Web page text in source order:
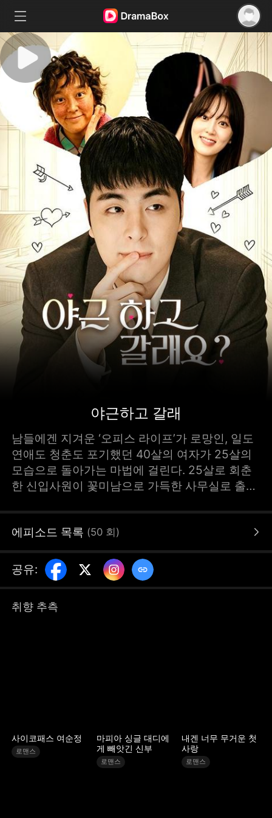
야근하고 갈래
남들에겐 지겨운 ‘오피스 라이프’가 로망인, 일도
연애도 청춘도 포기했던 40살의 여자가 25살의
모습으로 돌아가는 마법에 걸린다. 25살로 회춘
한 신입사원이 꽃미남으로 가득한 사무실로 출근
렐라 로맨스. STORYMATRIX PTE.LTD
에피소드 목록 (50 회)
공유:
취향 추측
사이코패스 여순정
로맨스
마피아 싱글 대디에
게 빼앗긴 신부
로맨스
내겐 너무 무거운 첫
사랑
로맨스